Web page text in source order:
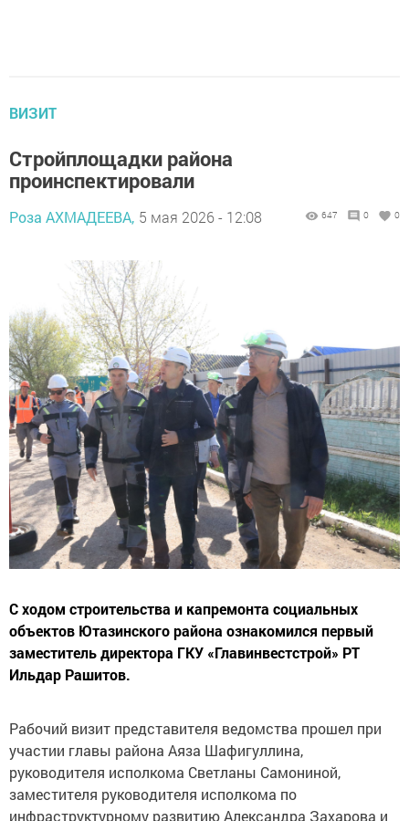
ВИЗИТ
Стройплощадки района
проинспектировали
Роза АХМАДЕЕВА, 5 мая 2026 - 12:08 647 0 0
С ходом строительства и капремонта социальных
объектов Ютазинского района ознакомился первый
заместитель директора ГКУ «Главинвестстрой» РТ
Ильдар Рашитов.
Рабочий визит представителя ведомства прошел при
участии главы района Аяза Шафигуллина,
руководителя исполкома Светланы Самониной,
заместителя руководителя исполкома по
инфраструктурному развитию Александра Захарова и